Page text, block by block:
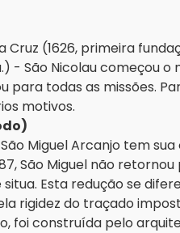
Cruz (1626, primeira
- São Nicolau começou
todas as missões.
motivos.
Miguel Arcanjo tem
São Miguel não
Esta redução se
rigidez do traçado
foi construída pelo